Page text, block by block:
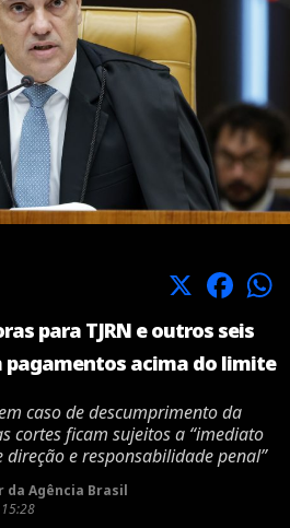
X Facebook
para TJRN e outros seis
acima do limite
caso de descumprimento da
cortes ficam sujeitos a “imediato
e responsabilidade penal”
da Agência Brasil